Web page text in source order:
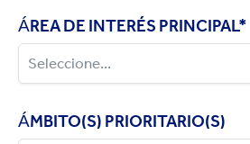
ÁREA DE INTERÉS PRINCIPAL*
ÁMBITO(S) PRIORITARIO(S)